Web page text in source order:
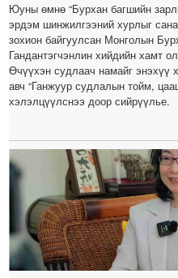
Юуны өмнө “Бурхан багшийн
эрдэм шинжилгээний хурлыг
зохион байгуулсан Монголын
Гандантэгчэнлин хийдийн хамт
Өчүүхэн судлаач намайг энэхүү
авч “Ганжуур судлалын тойм,
хэлэлцүүлснээ доор сийрүүлье.